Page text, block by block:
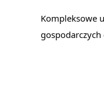
Kompleksowe